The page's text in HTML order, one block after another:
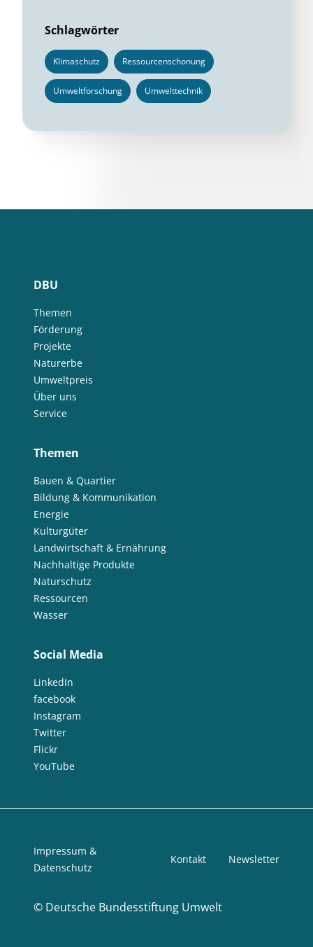
Schlagwörter
Klimaschutz Ressourcenschonung
Umweltforschung Umwelttechnik
DBU
Themen
Förderung
Projekte
Naturerbe
Umweltpreis
Über uns
Service
Themen
Bauen & Quartier
Bildung & Kommunikation
Energie
Kulturgüter
Landwirtschaft & Ernährung
Nachhaltige Produkte
Naturschutz
Ressourcen
Wasser
Social Media
LinkedIn
facebook
Instagram
Twitter
Flickr
YouTube
© Deutsche Bundesstiftung Umwelt
Impressum &
Datenschutz
Kontakt Newsletter